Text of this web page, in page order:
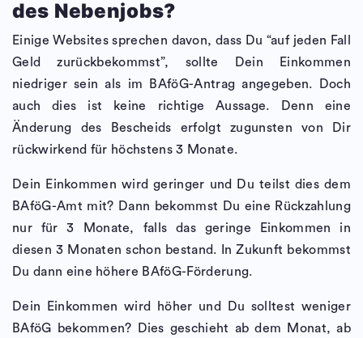
des Nebenjobs?
Einige Websites sprechen davon, dass Du “auf jeden Fall
Geld zurückbekommst”, sollte Dein Einkommen
niedriger sein als im BAföG-Antrag angegeben. Doch
auch dies ist keine richtige Aussage. Denn eine
Änderung des Bescheids erfolgt zugunsten von Dir
rückwirkend für höchstens 3 Monate.
Dein Einkommen wird geringer und Du teilst dies dem
BAföG-Amt mit? Dann bekommst Du eine Rückzahlung
nur für 3 Monate, falls das geringe Einkommen in
diesen 3 Monaten schon bestand. In Zukunft bekommst
Du dann eine höhere BAföG-Förderung.
Dein Einkommen wird höher und Du solltest weniger
BAföG bekommen? Dies geschieht ab dem Monat, ab